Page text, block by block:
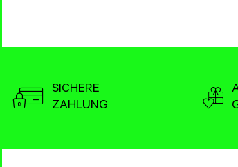
SICHERE
ZAHLUNG